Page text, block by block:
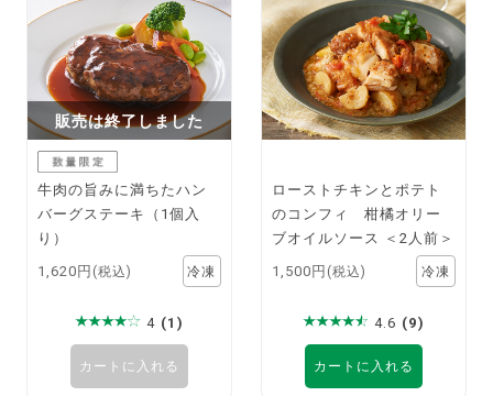
販売は終了しました
牛肉の旨みに満ちたハン
バーグステーキ（1個入
り）
1,620円 (税込)
4 (1)
カートに入れる
ローストチキンとポテト
のコンフィ 柑橘オリー
ブオイルソース ＜2人前＞
1,500円 (税込)
4.6 (9)
カートに入れる